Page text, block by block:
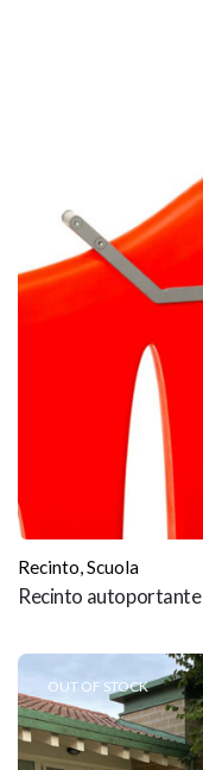
Recinto,Scuola
Recinto autoportante
OUT OF STOCK